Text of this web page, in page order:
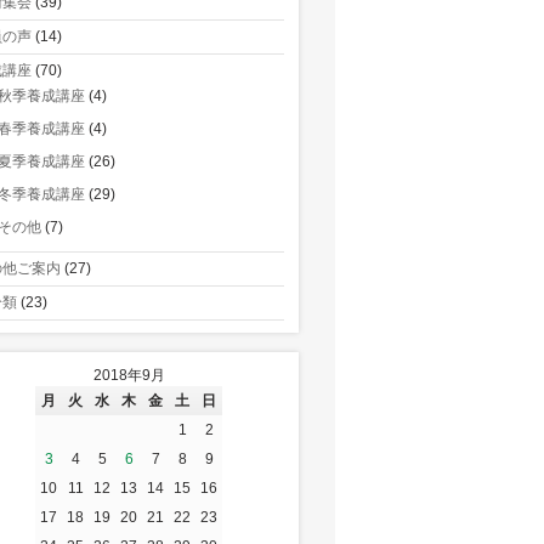
声 (14)
座 (70)
季養成講座 (4)
季養成講座 (4)
夏季養成講座 (26)
季養成講座 (29)
その他 (7)
ご案内 (27)
(23)
2018年9月
月
火 水 木 金 土
日
1
2
3
4 5 6 7 8
9
10
11 12 13 14 15
16
17
18 19 20 21 22
23